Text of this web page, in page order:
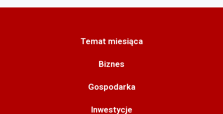
Temat miesiąca
Biznes
Gospodarka
Inwestycje